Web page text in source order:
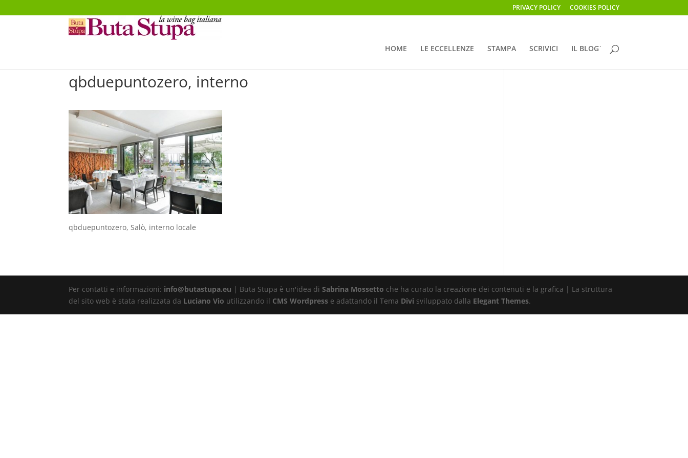
PRIVACY POLICY COOKIES POLICY
HOME LE ECCELLENZE STAMPA SCRIVICI IL BLOG
qbduepuntozero, interno
qbduepuntozero, Salò, interno locale
Per contatti e informazioni: info@butastupa.eu | Buta Stupa è un'idea diSabrina Mossetto che ha curato la creazione dei contenuti e la grafica | La struttura
del sito web è stata realizzata da Luciano Vio utilizzando il CMS Wordpress e adattando il Tema Divi sviluppato dalla Elegant Themes.